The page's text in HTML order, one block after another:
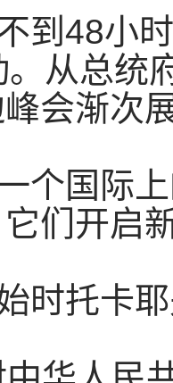
到48小
从总统
会渐次
个国际
们开启
时托卡